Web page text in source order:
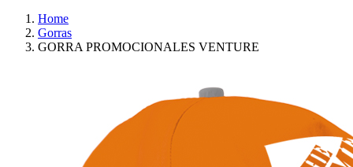
Home
Gorras
GORRA PROMOCIONALES VENTURE